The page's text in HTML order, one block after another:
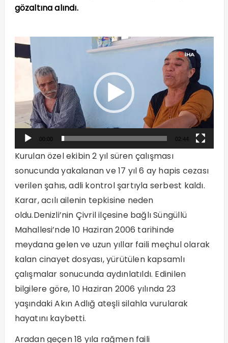
gözaltına alındı.
Video
oynatıcı
00:00 02:44
Kurulan özel ekibin 2 yıl süren çalışması
sonucunda yakalanan ve 17 yıl 6 ay hapis cezası
verilen şahıs, adli kontrol şartıyla serbest kaldı.
Karar, acılı ailenin tepkisine neden
oldu.Denizli’nin Çivril ilçesine bağlı Süngüllü
Mahallesi’nde 10 Haziran 2006 tarihinde
meydana gelen ve uzun yıllar faili meçhul olarak
kalan cinayet dosyası, yürütülen kapsamlı
çalışmalar sonucunda aydınlatıldı. Edinilen
bilgilere göre, 10 Haziran 2006 yılında 23
yaşındaki Akın Adlığ ateşli silahla vurularak
hayatını kaybetti.
Aradan geçen 18 yıla rağmen faili